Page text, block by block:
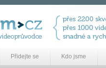
Přidejte se Kdo jsme